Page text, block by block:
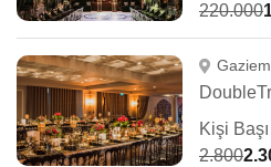
220.000
Kişi Başı
2.800